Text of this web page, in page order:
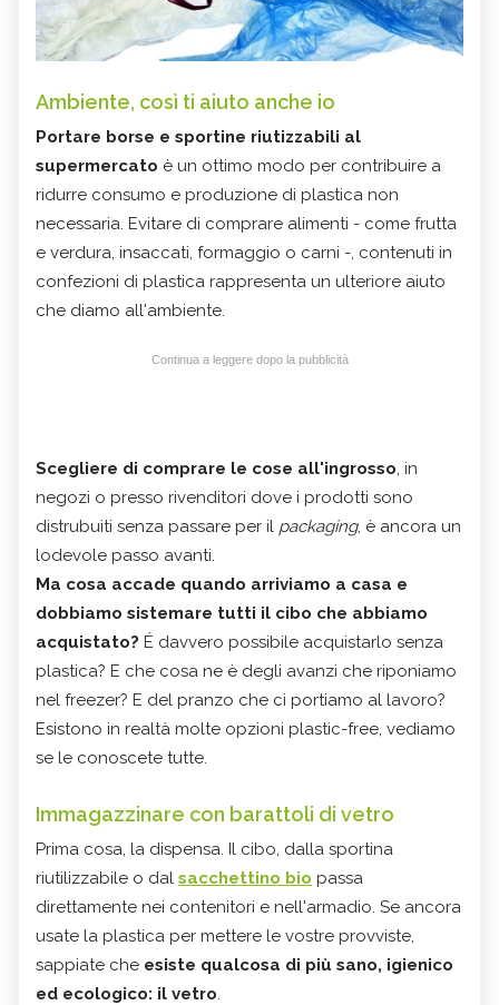
Ambiente, così ti aiuto anche io
Portare borse e sportine riutizzabili al
supermercato è un ottimo modo per contribuire a
ridurre consumo e produzione di plastica non
necessaria. Evitare di comprare alimenti - come frutta
e verdura, insaccati, formaggio o carni -, contenuti in
confezioni di plastica rappresenta un ulteriore aiuto
che diamo all'ambiente.
Continua a leggere dopo la pubblicità
Scegliere di comprare le cose all'ingrosso, in
negozi o presso rivenditori dove i prodotti sono
distrubuiti senza passare per il packaging, è ancora un
lodevole passo avanti.
Ma cosa accade quando arriviamo a casa e
dobbiamo sistemare tutti il cibo che abbiamo
acquistato? É davvero possibile acquistarlo senza
plastica? E che cosa ne è degli avanzi che riponiamo
nel freezer? E del pranzo che ci portiamo al lavoro?
Esistono in realtà molte opzioni plastic-free, vediamo
se le conoscete tutte.
Immagazzinare con barattoli di vetro
Prima cosa, la dispensa. Il cibo, dalla sportina
riutilizzabile o dal sacchettino bio passa
direttamente nei contenitori e nell'armadio. Se ancora
usate la plastica per mettere le vostre provviste,
sappiate che esiste qualcosa di più sano, igienico
ed ecologico: il vetro.